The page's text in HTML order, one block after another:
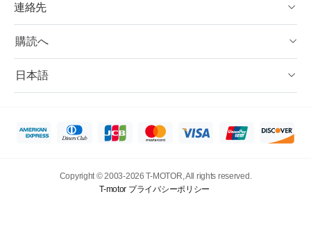
連絡先
購読へ
日本語
Copyright © 2003-2026 T-MOTOR, All rights reserved.
T-motor プライバシーポリシー